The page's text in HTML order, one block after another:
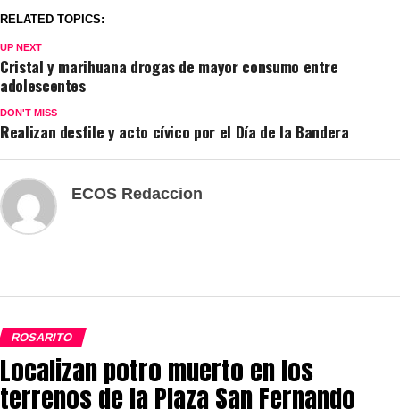
RELATED TOPICS:
UP NEXT
Cristal y marihuana drogas de mayor consumo entre
adolescentes
DON'T MISS
Realizan desfile y acto cívico por el Día de la Bandera
ECOS Redaccion
ROSARITO
Localizan potro muerto en los
terrenos de la Plaza San Fernando